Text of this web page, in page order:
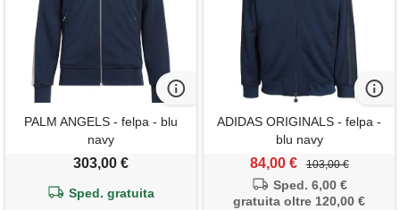
PALM ANGELS - felpa - blu
navy
303,00 €
Sped. gratuita
ADIDAS ORIGINALS - felpa -
blu navy
84,00 € 103,00 €
Sped. 6,00 €
gratuita oltre 120,00 €